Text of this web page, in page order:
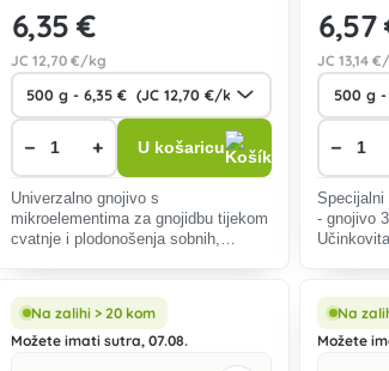
6,35 €
JC 12,70 €/kg
− + U košaricu
Univerzalno gnojivo s
mikroelementima za gnojidbu tijekom
cvatnje i plodonošenja sobnih,
6,57
JC13,14
−
Specijalni
- gnojivo
Na zalihi > 20 kom
Možete imati sutra, 07.08.
Na
Možete